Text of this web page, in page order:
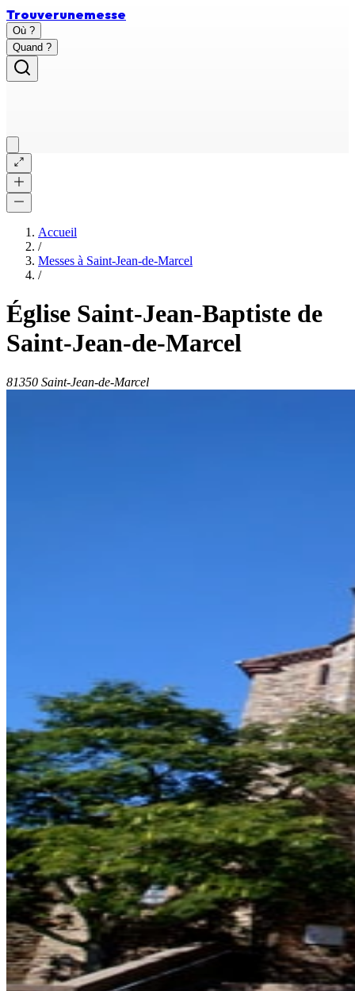
Trouverunemesse
Où ?
Quand ?
Accueil
/
Messes à Saint-Jean-de-Marcel
/
Église Saint-Jean-Baptiste de
Saint-Jean-de-Marcel
81350 Saint-Jean-de-Marcel